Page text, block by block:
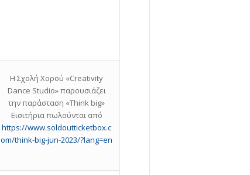
Η Σχολή Χορού «Creativity
Dance Studio» παρουσιάζει
την παράσταση «Think big»
Εισιτήρια πωλούνται από
https://www.soldoutticketbox.c
om/think-big-jun-2023/?lang=en